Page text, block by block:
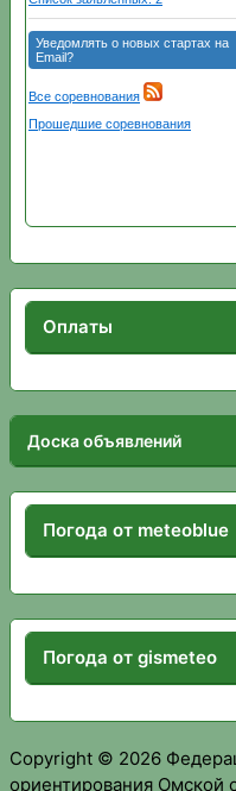
Оплаты
Доска объявлений
Погода от meteoblue
Погода от gismeteo
Copyright © 2026
ориентирования Омской